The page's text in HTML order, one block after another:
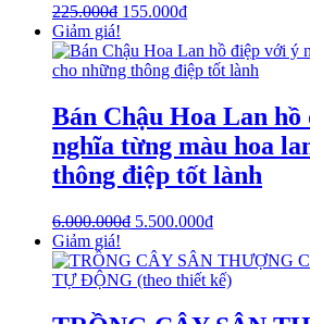
225.000₫ 155.000₫
Giảm giá!
Bán Chậu Hoa Lan
nghĩa từng màu hoa
thông điệp tốt lành
6.000.000₫ 5.500.000₫
Giảm giá!